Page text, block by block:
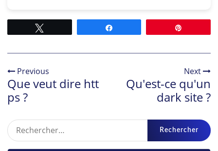
Previous
Que veut dire htt
ps ?
Next
Qu'est-ce qu'un
dark site ?
Rechercher :